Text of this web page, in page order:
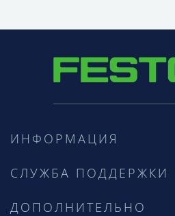
ИНФОРМАЦИЯ
СЛУЖБА ПОДДЕРЖКИ
ДОПОЛНИТЕЛЬНО